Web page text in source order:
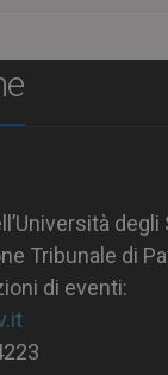
degli
Tribunale di
di eventi: